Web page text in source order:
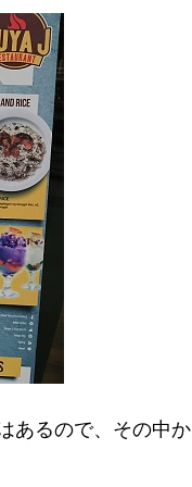
あるので、その中か